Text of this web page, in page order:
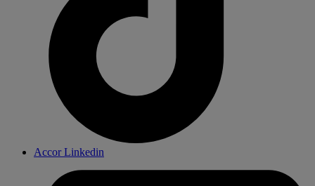
Accor Linkedin